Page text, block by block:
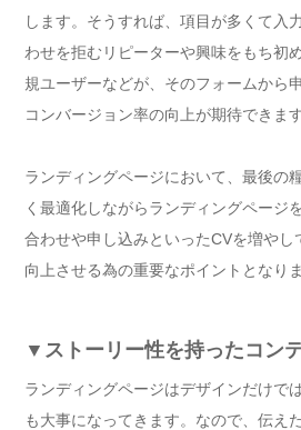
します。そうすれば、項目が多くて入
わせを拒むリピーターや興味をもち初
規ユーザーなどが、そのフォームから
コンバージョン率の向上が期待できます
ランディングページにおいて、最後の
く最適化しながらランディングページ
合わせや申し込みといったCVを増やし
向上させる為の重要なポイントとなりま
▼ストーリー性を持ったコン
ランディングページはデザインだけで
も大事になってきます。なので、伝え